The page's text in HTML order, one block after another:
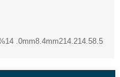
.0mm8.4mm214.214.58.5